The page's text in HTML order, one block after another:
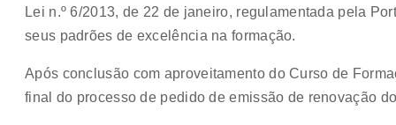
Lei n.º 6/2013, de 22 de janeiro, regulamentada pela
seus padrões de excelência na formação.
Após conclusão com aproveitamento do Curso de
final do processo de pedido de emissão de renovação